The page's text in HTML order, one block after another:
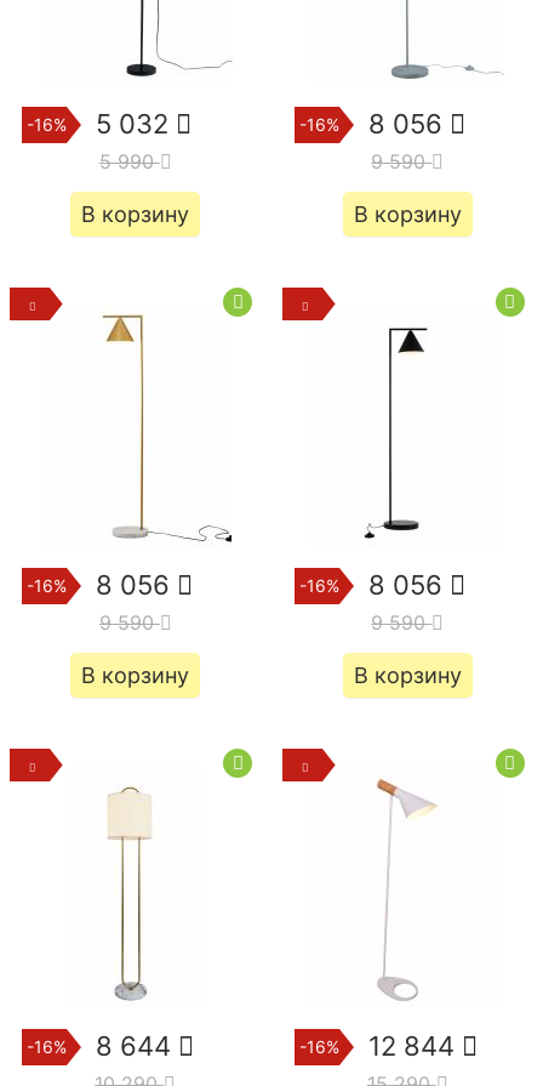
-16% 5 032
5 990
В корзину
-16% 8 056
9 590
В корзину
-16% 8 056
9 590
В корзину
-16% 8 056
9 590
В корзину
-16% 8 644 -16% 12 844